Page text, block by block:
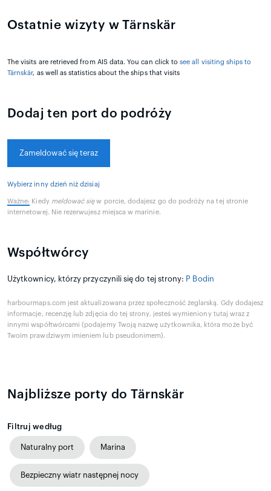
Ostatnie wizyty w Tärnskär
The visits are retrieved from AIS data. You can click tosee all visiting ships to
Tärnskär, as well as statistics about the ships that visits
Dodaj ten port do podróży
Zameldować się teraz
Wybierz inny dzień niż dzisiaj
Ważne: Kiedy meldować sięw porcie, dodajesz go do podróży na tej stronie
internetowej. Nie rezerwujesz miejsca w marinie.
Współtwórcy
Użytkownicy, którzy przyczynili się do tej strony: P Bodin
harbourmaps.com jest aktualizowana przez społeczność żeglarską. Gdy dodajesz
informacje, recenzję lub zdjęcia do tej strony, jesteś wymieniony tutaj wraz z
innymi współtwórcami (podajemy Twoją nazwę użytkownika, która może być
Twoim prawdziwym imieniem lub pseudonimem).
Najbliższe porty do Tärnskär
Filtruj według
Naturalny port Marina
Bezpieczny wiatr następnej nocy